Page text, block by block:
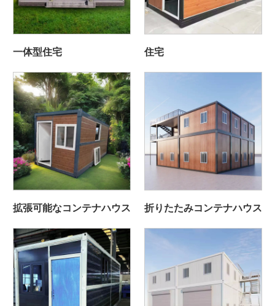
一体型住宅 住宅
拡張可能なコンテナハウス 折りたたみコンテナハウス